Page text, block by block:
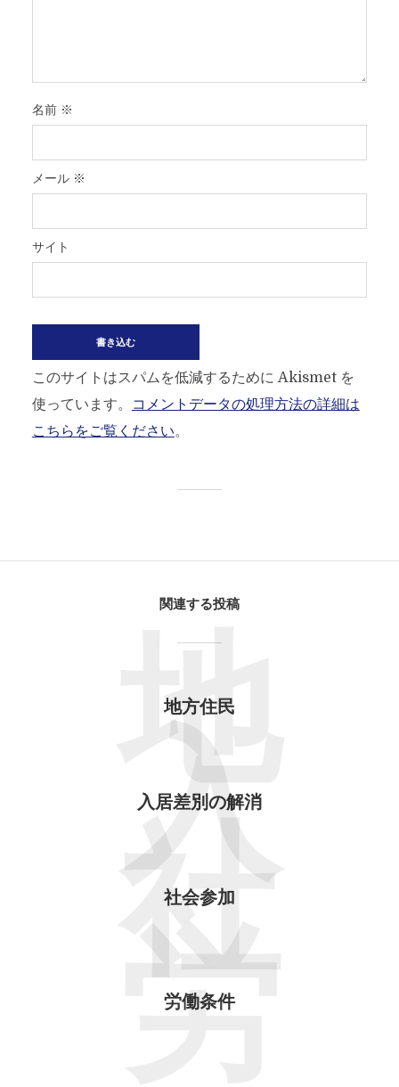
名前 ※
メール ※
サイト
このサイトはスパムを低減するために Akismet を
使っています。
コメントデータの処理方法の詳細は
こちらをご覧ください。
関連する投稿
地方住民
地
入居差別の解消
入
社会参加
社
労働条件
労